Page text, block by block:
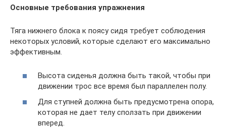
Основные требования упражнения
Тяга нижнего блока к поясу сидя требует соблюдения
некоторых условий, которые сделают его максимально
эффективным.
Высота сиденья должна быть такой, чтобы при
движении трос все время был параллелен полу.
Для ступней должна быть предусмотрена опора,
которая не дает телу сползать при движении
вперед.